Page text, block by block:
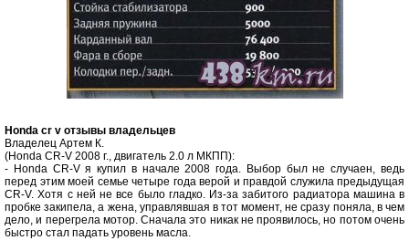
Нonda cr v отзывы владельцев
Владелец Артем К.
(Honda CR-V 2008 г., двигатель 2.0 л МКПП):
- Honda CR-V я купил в начале 2008 года. Выбор был не случаен, ведь
перед этим моей семье четыре года верой и правдой служила предыдущая
CR-V. Хотя с ней не все было гладко. Из-за забитого радиатора машина в
пробке закипела, а жена, управлявшая в тот момент, не сразу поняла, в чем
дело, и перегрела мотор. Сначала это никак не проявилось, но потом очень
быстро стал падать уровень масла.